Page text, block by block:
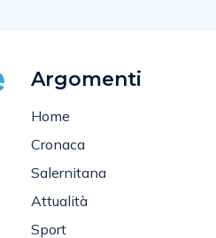
Argomenti
Home
Cronaca
Salernitana
Attualità
Sport